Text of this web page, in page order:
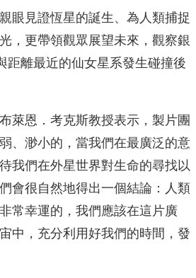
眼見證恆星的誕生、為人類捕捉
，更帶領觀眾展望未來，觀察銀
距離最近的仙女星系發生碰撞後
萊恩．考克斯教授表示，製片團
、渺小的，當我們在最廣泛的意
我們在外星世界對生命的尋找以
會很自然地得出一個結論：人類
常幸運的，我們應該在這片廣
中，充分利用好我們的時間，發